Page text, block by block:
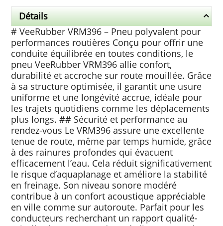
Détails
# VeeRubber VRM396 – Pneu polyvalent pour
performances routières Conçu pour offrir une
conduite équilibrée en toutes conditions, le
pneu VeeRubber VRM396 allie confort,
durabilité et accroche sur route mouillée. Grâce
à sa structure optimisée, il garantit une usure
uniforme et une longévité accrue, idéale pour
les trajets quotidiens comme les déplacements
plus longs. ## Sécurité et performance au
rendez-vous Le VRM396 assure une excellente
tenue de route, même par temps humide, grâce
à des rainures profondes qui évacuent
efficacement l’eau. Cela réduit significativement
le risque d’aquaplanage et améliore la stabilité
en freinage. Son niveau sonore modéré
contribue à un confort acoustique appréciable
en ville comme sur autoroute. Parfait pour les
conducteurs recherchant un rapport qualité-